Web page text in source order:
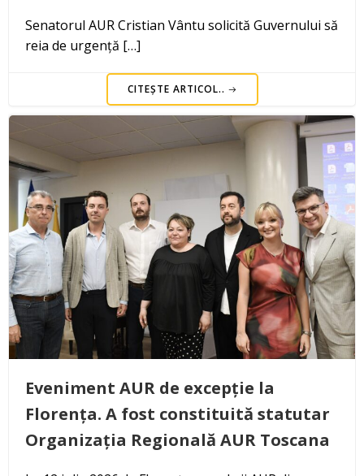
Senatorul AUR Cristian Vântu solicită Guvernului să
reia de urgență […]
CITEȘTE ARTICOL..
Eveniment AUR de excepție la
Florența. A fost constituită statutar
Organizația Regională AUR Toscana